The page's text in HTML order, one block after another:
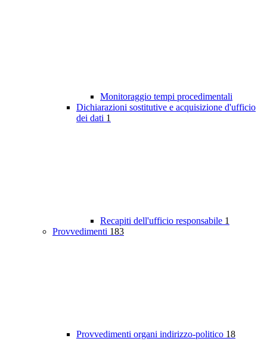
Monitoraggio tempi procedimentali
Dichiarazioni sostitutive e acquisizione d'ufficio
dei dati 1
Recapiti dell'ufficio responsabile 1
Provvedimenti 183
Provvedimenti organi indirizzo-politico 18